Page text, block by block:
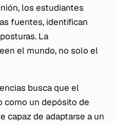
los estudiantes
fuentes, identifican
La
el mundo, no solo el
busca que el
como un depósito de
capaz de adaptarse a un